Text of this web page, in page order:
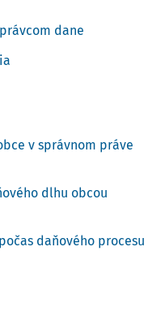
proti
dane, pretože
ktorý bol však
kompetenciou
odvolacom
bolo
vykonania
predloženého
uvedenom svedčí aj
dane
v správnom práve
dlhu obcou
daňového procesu